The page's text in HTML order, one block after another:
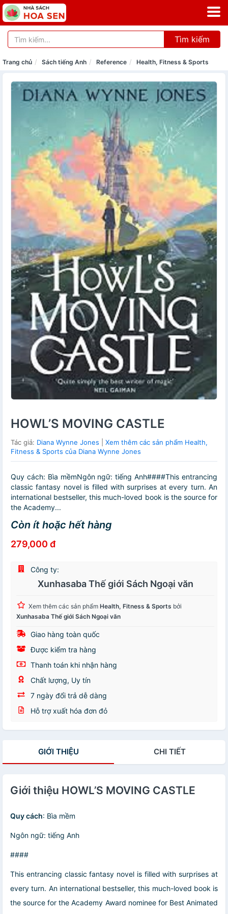
Tìm kiếm
Trang chủ Sách tiếng Anh Reference Health, Fitness & Sports
HOWL’S MOVING CASTLE
Tác giả: Diana Wynne Jones
Xem thêm các sản phẩm Health,
Fitness & Sports của Diana Wynne Jones
Quy cách: Bìa mềmNgôn ngữ: tiếng Anh####This entrancing
classic fantasy novel is filled with surprises at every turn. An
international bestseller, this much-loved book is the source for
the Academy...
Còn ít hoặc hết hàng
279,000 đ
Công ty:
Xunhasaba Thế giới Sách Ngoại văn
Xem thêm các sản phẩm Health, Fitness & Sports bởi
Xunhasaba Thế giới Sách Ngoại văn
Giao hàng toàn quốc
Được kiểm tra hàng
Thanh toán khi nhận hàng
Chất lượng, Uy tín
7 ngày đổi trả dễ dàng
Hỗ trợ xuất hóa đơn đỏ
GIỚI THIỆU CHI TIẾT
Giới thiệu HOWL’S MOVING CASTLE
Quy cách: Bìa mềm
Ngôn ngữ: tiếng Anh
####
This entrancing classic fantasy novel is filled with surprises at
every turn. An international bestseller, this much-loved book is
the source for the Academy Award nominee for Best Animated